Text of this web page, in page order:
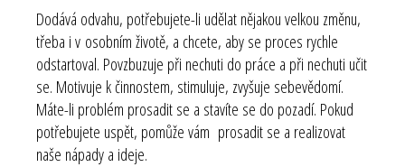
Dodává odvahu, potřebujete-li udělat nějakou velkou změnu,
třeba i v osobním životě, a chcete, aby se proces rychle
odstartoval. Povzbuzuje při nechuti do práce a při nechuti učit
se. Motivuje k činnostem, stimuluje, zvyšuje sebevědomí.
Máte-li problém prosadit se a stavíte se do pozadí. Pokud
potřebujete uspět, pomůže vám prosadit se a realizovat
naše nápady a ideje.